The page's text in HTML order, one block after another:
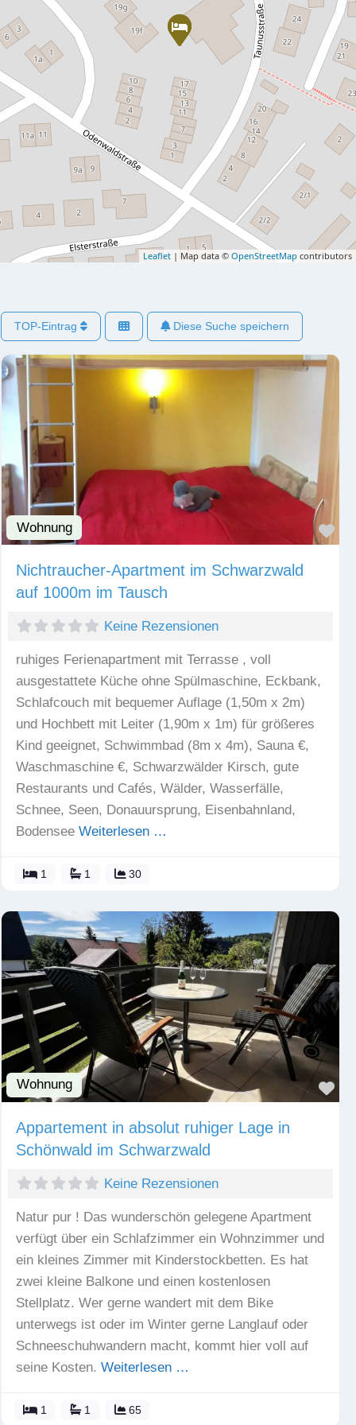
Leaflet | Map data © OpenStreetMap contributors
TOP-Eintrag Diese Suche speichern
Wohnung
Nichtraucher-Apartment im Schwarzwald
auf 1000m im Tausch
Keine Rezensionen
ruhiges Ferienapartment mit Terrasse , voll
ausgestattete Küche ohne Spülmaschine, Eckbank,
Schlafcouch mit bequemer Auflage (1,50m x 2m)
und Hochbett mit Leiter (1,90m x 1m) für größeres
Kind geeignet, Schwimmbad (8m x 4m), Sauna €,
Waschmaschine €, Schwarzwälder Kirsch, gute
Restaurants und Cafés, Wälder, Wasserfälle,
Schnee, Seen, Donauursprung, Eisenbahnland,
Bodensee Weiterlesen …
1 1 30
Wohnung
Appartement in absolut ruhiger Lage in
Schönwald im Schwarzwald
Keine Rezensionen
Natur pur ! Das wunderschön gelegene Apartment
verfügt über ein Schlafzimmer ein Wohnzimmer und
ein kleines Zimmer mit Kinderstockbetten. Es hat
zwei kleine Balkone und einen kostenlosen
Stellplatz. Wer gerne wandert mit dem Bike
unterwegs ist oder im Winter gerne Langlauf oder
Schneeschuhwandern macht, kommt hier voll auf
seine Kosten. Weiterlesen …
1 1 65